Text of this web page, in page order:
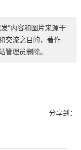
"内容和图片来源于
交流之目的，著作
管理员删除。
分享到：